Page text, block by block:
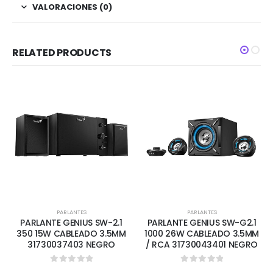
VALORACIONES (0)
RELATED PRODUCTS
PARLANTES
PARLANTE GENIUS SW-2.1
350 15W CABLEADO 3.5MM
31730037403 NEGRO
PARLANTES
PARLANTE GENIUS SW-G2.1
1000 26W CABLEADO 3.5MM
/ RCA 31730043401 NEGRO